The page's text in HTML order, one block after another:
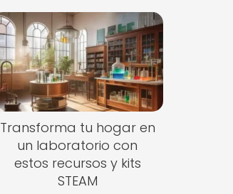
Transforma tu hogar en
un laboratorio con
estos recursos y kits
STEAM